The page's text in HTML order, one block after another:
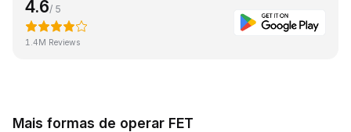
4.6/ 5
1.4M Reviews
Mais formas de operar FET